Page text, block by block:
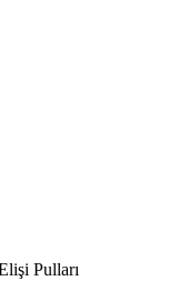
Pulları